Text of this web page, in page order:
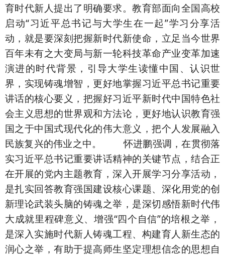
育时代新人提出了明确要求。教育部面向全国高校
启动“习近平总书记与大学生在一起”学习分享活
动，就是要深刻把握新时代新使命，立足当今世界
百年未有之大变局与新一轮科技革命产业变革加速
演进的时代背景，引导大学生读懂中国、认识世
界，实现铸魂增智，更好地掌握习近平总书记重要
讲话的核心要义，把握好习近平新时代中国特色社
会主义思想的世界观和方法论，更好地认识教育强
国之于中国式现代化的伟大意义，把个人发展融入
民族复兴的伟业之中。 怀进鹏强调，在贯彻落
实习近平总书记重要讲话精神的关键节点，结合正
在开展的党内主题教育，深入开展学习分享活动，
是扎实回答教育强国建设核心课题、深化用党的创
新理论武装头脑的铸魂之举，是深切感悟新时代伟
大成就里程碑意义、增强“四个自信”的培根之举，
是深入实施时代新人铸魂工程、构建育人新生态的
润心之举，有助于提高师生坚定理想信念的思想自